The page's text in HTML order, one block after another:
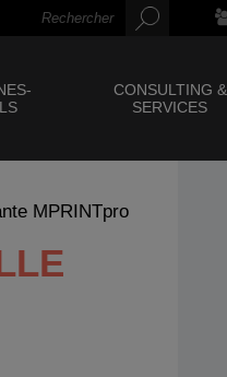
CONSULTING &
SERVICES
MPRINTpro